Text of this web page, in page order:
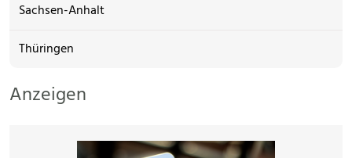
Sachsen-Anhalt
Thüringen
Anzeigen